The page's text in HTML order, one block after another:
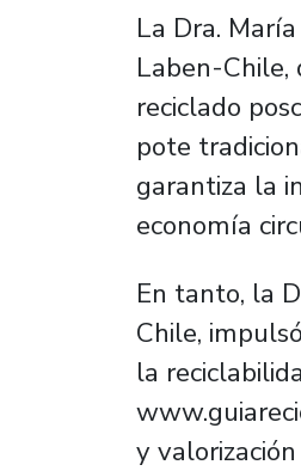
La Dra.
Laben-Chile,
reciclado
pote
garantiza la
economía
En tanto, la
Chile,
la
y